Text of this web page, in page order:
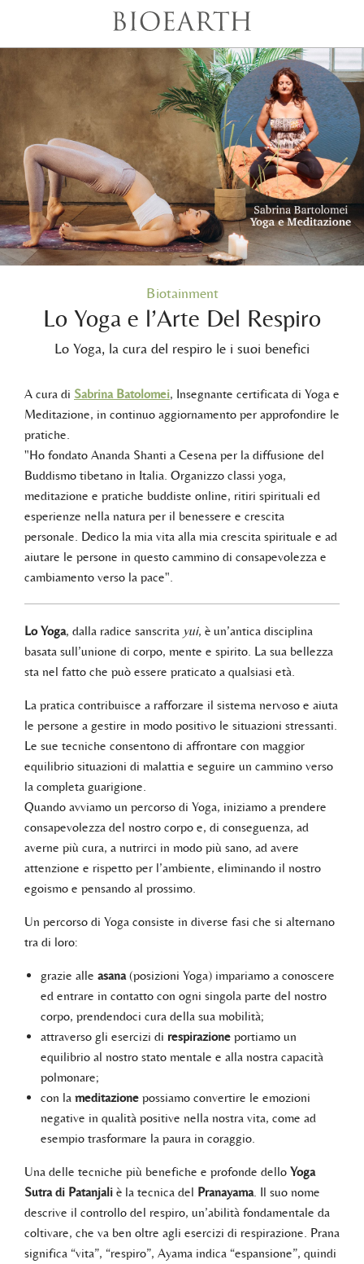
Biotainment
Lo Yoga e l’Arte Del Respiro
Lo Yoga, la cura del respiro le i suoi benefici
A cura di Sabrina Batolomei, Insegnante certificata di Yoga e
Meditazione, in continuo aggiornamento per approfondire le
pratiche.
"Ho fondato Ananda Shanti a Cesena per la diffusione del
Buddismo tibetano in Italia. Organizzo classi yoga,
meditazione e pratiche buddiste online, ritiri spirituali ed
esperienze nella natura per il benessere e crescita
personale. Dedico la mia vita alla mia crescita spirituale e ad
aiutare le persone in questo cammino di consapevolezza e
cambiamento verso la pace".
Lo Yoga, dalla radice sanscrita yui, è un’antica disciplina
basata sull’unione di corpo, mente e spirito. La sua bellezza
sta nel fatto che può essere praticato a qualsiasi età.
La pratica contribuisce a rafforzare il sistema nervoso e aiuta
le persone a gestire in modo positivo le situazioni stressanti.
Le sue tecniche consentono di affrontare con maggior
equilibrio situazioni di malattia e seguire un cammino verso
la completa guarigione.
Quando avviamo un percorso di Yoga, iniziamo a prendere
consapevolezza del nostro corpo e, di conseguenza, ad
averne più cura, a nutrirci in modo più sano, ad avere
attenzione e rispetto per l’ambiente, eliminando il nostro
egoismo e pensando al prossimo.
Un percorso di Yoga consiste in diverse fasi che si alternano
tra di loro:
grazie alle asana (posizioni Yoga) impariamo a conoscere
ed entrare in contatto con ogni singola parte del nostro
corpo, prendendoci cura della sua mobilità;
attraverso gli esercizi di respirazione portiamo un
equilibrio al nostro stato mentale e alla nostra capacità
polmonare;
con la meditazione possiamo convertire le emozioni
negative in qualità positive nella nostra vita, come ad
esempio trasformare la paura in coraggio.
Una delle tecniche più benefiche e profonde dello Yoga
Sutra di Patanjali è la tecnica del Pranayama . Il suo nome
descrive il controllo del respiro, un’abilità fondamentale da
coltivare, che va ben oltre agli esercizi di respirazione. Prana
significa “vita”, “respiro”, Ayama indica “espansione”, quindi